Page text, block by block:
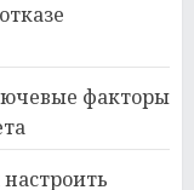
факторы